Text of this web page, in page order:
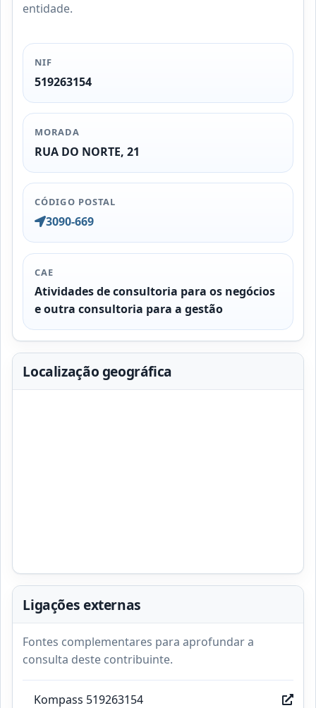
entidade.
NIF
519263154
MORADA
RUA DO NORTE, 21
CÓDIGO POSTAL
3090-669
CAE
Atividades de consultoria para os negócios
e outra consultoria para a gestão
Localização geográfica
Ligações externas
Fontes complementares para aprofundar a
consulta deste contribuinte.
Kompass 519263154